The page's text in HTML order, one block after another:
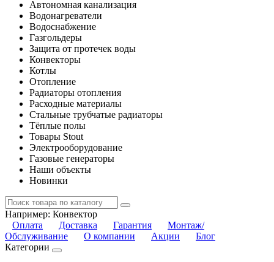
Автономная канализация
Водонагреватели
Водоснабжение
Газгольдеры
Защита от протечек воды
Конвекторы
Котлы
Отопление
Радиаторы отопления
Расходные материалы
Стальные трубчатые радиаторы
Тёплые полы
Товары Stout
Электрооборудование
Газовые генераторы
Наши объекты
Новинки
Например: Конвектор
Оплата
Доставка Гарантия
Монтаж/
Обслуживание
О компании Акции
Блог
Категории